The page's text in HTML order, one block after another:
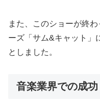
また、このショーが終
ーズ「サム&キャット」
としました。
音楽業界での成功